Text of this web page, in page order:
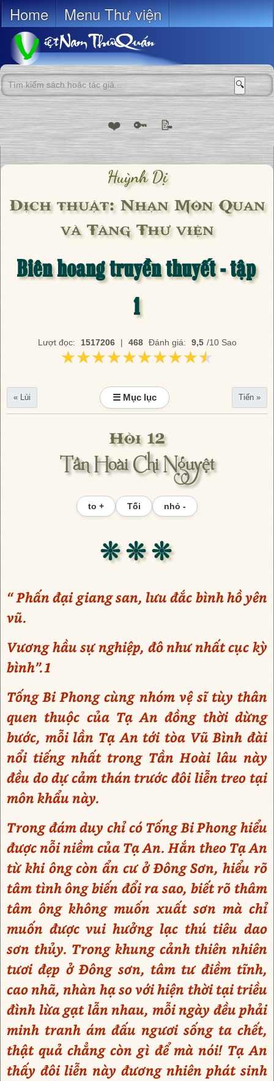
Home Menu Thư viện
🔍
❤️ 🔑 📝
Huỳnh Dị
Dịch thuật: Nhạn Môn Quan
và Tàng Thư viện
Biên hoang truyền thuyết - tập
1
Lượt đọc: 1517206 | 468 Đánh giá: 9,5 /10 Sao
★★★★★★★★★★
★★★★★★★★★★
« Lùi ☰ Mục lục Tiến »
Hồi 12
Tần Hoài Chi Nguyệt
to + Tối nhỏ -
❊ ❊ ❊
“ Phấn đại giang san, lưu đắc bình hồ yên
vũ.
Vương hầu sự nghiệp, đô như nhất cục kỳ
bình”.1
Tống Bi Phong cùng nhóm vệ sĩ tùy thân
quen thuộc của Tạ An đồng thời dừng
bước, mỗi lần Tạ An tới tòa Vũ Bình đài
nổi tiếng nhất trong Tần Hoài lâu này
đều do dự cảm thán trước đôi liễn treo tại
môn khẩu này.
Trong đám duy chỉ có Tống Bi Phong hiểu
được nỗi niềm của Tạ An. Hắn theo Tạ An
từ khi ông còn ẩn cư ở Đông Sơn, hiểu rõ
tâm tình ông biến đổi ra sao, biết rõ thâm
tâm ông không muốn xuất sơn mà chỉ
muốn được vui hưởng lạc thú tiêu dao
sơn thủy. Trong khung cảnh thiên nhiên
tươi đẹp ở Đông sơn, tâm tư điềm tĩnh,
cao nhã, nhàn hạ so với hiện thời tại triều
đình lừa gạt lẫn nhau, mỗi ngày đều phải
minh tranh ám đấu ngươi sống ta chết,
thật quả chẳng còn gì để mà nói! Tạ An
thấy đôi liễn này đương nhiên phát sinh